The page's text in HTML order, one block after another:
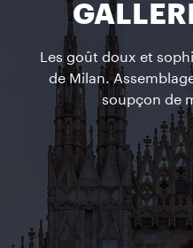
Les goût doux et
de Milan.
soupçon de